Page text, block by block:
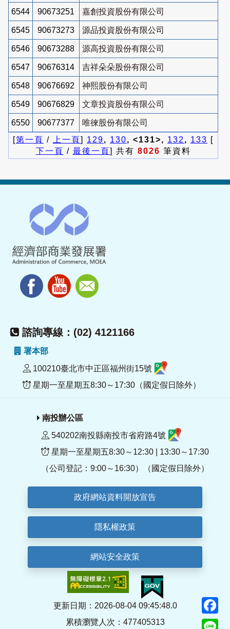
6544 90673251 嘉創投資股份有限公司
6545 90673273 源品投資股份有限公司
6546 90673288 源高投資股份有限公司
6547 90676314 吉祥朵朵股份有限公司
6548 90676692 神熙股份有限公司
6549 90676829 文章投資股份有限公司
6550 90677377
唯徠股份有限公司
[第一頁 / 上一頁] 129, 130, <131>, 132 , 133 [
下一頁 / 最後一頁] 共有 8026 筆資料
諮詢專線：(02) 4121166
署本部
100210臺北市中正區福州街15號
星期一至星期五8:30～17:30（國定假日除外）
南投辦公區
540202南投縣南投市省府路4號
星期一至星期五8:30～12:30 | 13:30～17:30
（公司登記：9:00～16:30）（國定假日除外）
政府網站資料開放宣告
隱私權政策
網站安全政策
更新日期：2026-08-04 09:45:48.0
累積瀏覽人次：477405313